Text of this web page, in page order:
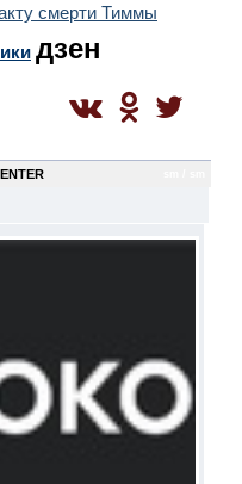
смерти Тиммы
дзен